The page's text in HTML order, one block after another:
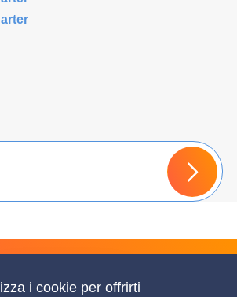
un Preventivo
i cookie per offrirti